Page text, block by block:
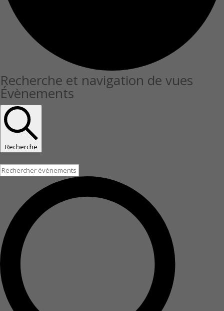
Évènements
Recherche et navigation de vues
Évènements
Recherche